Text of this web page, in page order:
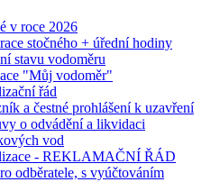
v roce 2026
stočného + úřední hodiny
stavu vodoměru
"Můj vodoměr"
řád
a čestné prohlášení k uzavření
o odvádění a likvidaci
vod
- REKLAMAČNÍ ŘÁD
odběratele, s vyúčtováním